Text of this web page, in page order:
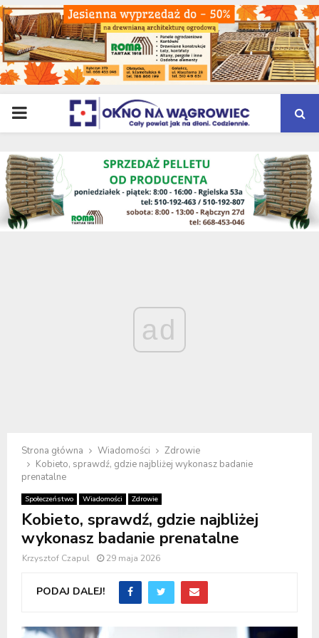
PRIMARY
MENU
ad
Strona główna Wiadomości
Zdrowie
Kobieto, sprawdź, gdzie najbliżej wykonasz badanie
prenatalne
Społeczeństwo Wiadomości Zdrowie
Kobieto, sprawdź, gdzie najbliżej
wykonasz badanie prenatalne
Krzysztof Czapul 29 maja 2026
PODAJ DALEJ!